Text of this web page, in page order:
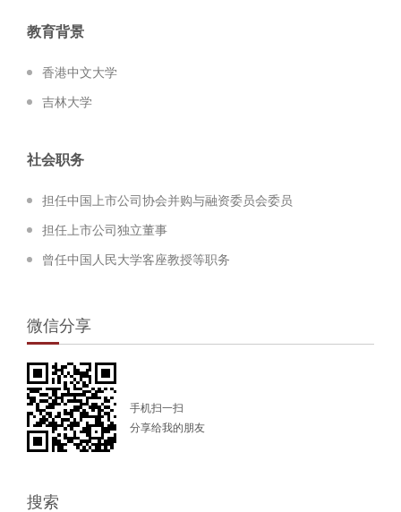
教育背景
香港中文大学
吉林大学
社会职务
担任中国上市公司协会并购与融资委员会委员
担任上市公司独立董事
曾任中国人民大学客座教授等职务
微信分享
手机扫一扫
分享给我的朋友
搜索